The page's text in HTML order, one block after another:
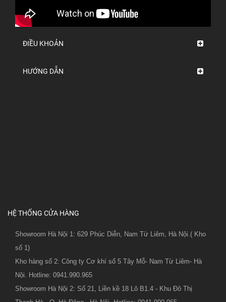
ĐIỀU KHOẢN
HƯỚNG DẪN
HỆ THỐNG CỬA HÀNG
Showroom Hà Nội 1: 629 Phúc Diễn, Nam Từ Liêm, Hà Nội.( Kho
số 1)
Kho hàng số 2: Công ty Cơ khí số 5 Tây Mỗ- Nam Từ Liêm- Hà
Nội. Hotline: 0941.990.965
Showroom Hà Nội 2: Số 21, Liền kề 18 Lô B1.4 - Khu Đô Thị